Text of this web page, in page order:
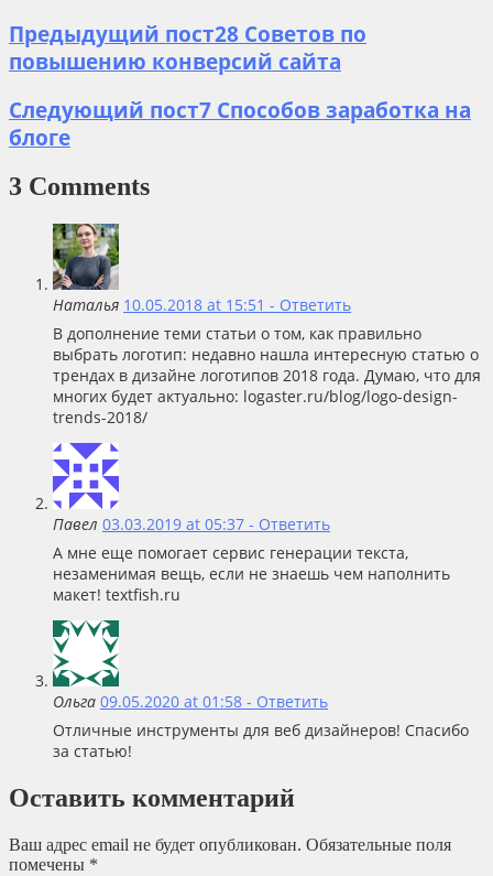
Предыдущий пост28 Советов по
повышению конверсий сайта
Следующий пост7 Способов заработка на
блоге
3 Comments
Наталья 10.05.2018 at 15:51 - Ответить
В дополнение теми статьи о том, как правильно
выбрать логотип: недавно нашла интересную статью о
трендах в дизайне логотипов 2018 года. Думаю, что для
многих будет актуально: logaster.ru/blog/logo-design-
trends-2018/
Павел 03.03.2019 at 05:37 - Ответить
А мне еще помогает сервис генерации текста,
незаменимая вещь, если не знаешь чем наполнить
макет! textfish.ru
Ольга 09.05.2020 at 01:58 - Ответить
Отличные инструменты для веб дизайнеров! Спасибо
за статью!
Оставить комментарий
Ваш адрес email не будет опубликован. Обязательные поля
помечены *